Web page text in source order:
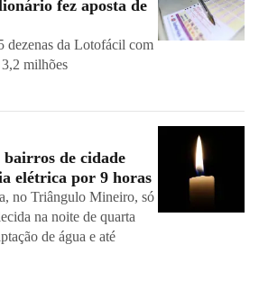
fez aposta de
dezenas da Lotofácil com
milhões
de cidade
elétrica por 9 horas
no Triângulo Mineiro, só
na noite de quarta
de água e até